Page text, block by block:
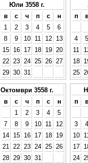
Юли 3558 г.
в с ч п с
н
1
2 3 4 5
6
8 9 10 11 12
13
15 16 17 18 19
20
22 23 24 25 26
27
29 30 31
п
4
5
11
18
25
Октомври 3558 г.
в с ч п с
н
1
2 3 4
5
7 8 9 10 11
12
14 15 16 17 18
19
21 22 23 24 25
26
28 29 30 31
п
3
4
10
17
24